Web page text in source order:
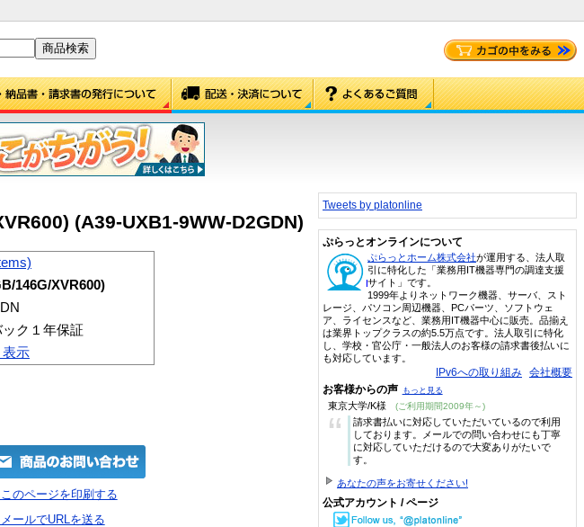
(A39-UXB1-9WW-D2GDN)
146G/XVR600)
ク１年保証
表示
のページを印刷する
ールでURLを送る
Tweets by platonline
ぷらっとオンラインについて
ぷらっとホーム株式会社が運用する、法人取
引に特化した「業務用IT機器専門の調達支援
サイト」です。
1999年よりネットワーク機器、サーバ、スト
レージ、パソコン周辺機器、PCパーツ、ソフトウェ
ア、ライセンスなど、業務用IT機器中心に販売。品揃え
は業界トップクラスの約5.5万点です。法人取引に特化
し、学校・官公庁・一般法人のお客様の請求書後払いに
も対応しています。
IPv6への取り組み 会社概要
お客様からの声 もっと見る
東京大学/K様 (ご利用期間2009年～)
“
請求書払いに対応していただいているので利用
しております。メールでの問い合わせにも丁寧
に対応していただけるので大変ありがたいで
す。
あなたの声をお寄せください!
公式アカウント / ページ